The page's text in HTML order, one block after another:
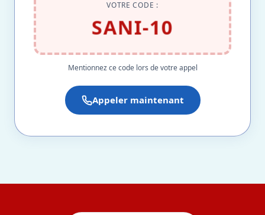
VOTRE CODE :
SANI-10
Mentionnez ce code lors de votre appel
Appeler maintenant